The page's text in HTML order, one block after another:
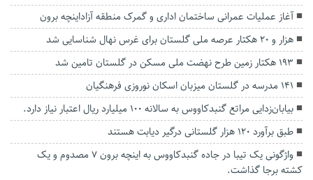
آغاز عملیات عمرانی ساختمان اداری و گمرک منطقه آزاداینچه برون
هزار و ۲۰ هکتار عرصه ملی گلستان برای غرس نهال شناسایی شد
۱۹۳ هکتار زمین طرح نهضت ملی مسکن در گلستان تامین شد
۱۴۱ مدرسه در گلستان میزبان اسکان نوروزی فرهنگیان
بیابان‌زدایی مراتع گنبدکاووس به سالانه ۱۰۰ میلیارد ریال اعتبار نیاز دارد.
طبق برآورد ۱۲۰ هزار گلستانی درگیر دیابت هستند
واژگونی یک تیبا در جاده گنبدکاووس به اینچه برون ۷ مصدوم و یک
کشته برجا گذاشت.